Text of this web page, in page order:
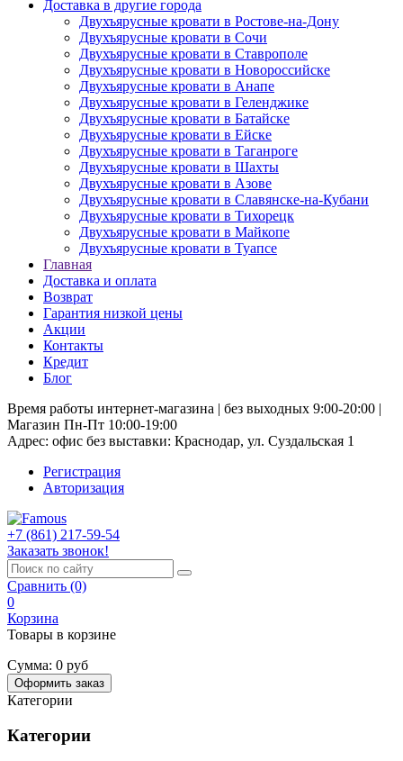
Доставка в другие города
Двухъярусные кровати в Ростове-на-Дону
Двухъярусные кровати в Сочи
Двухъярусные кровати в Ставрополе
Двухъярусные кровати в Новороссийске
Двухъярусные кровати в Анапе
Двухъярусные кровати в Геленджике
Двухъярусные кровати в Батайске
Двухъярусные кровати в Ейске
Двухъярусные кровати в Таганроге
Двухъярусные кровати в Шахты
Двухъярусные кровати в Азове
Двухъярусные кровати в Славянске-на-Кубани
Двухъярусные кровати в Тихорецк
Двухъярусные кровати в Майкопе
Двухъярусные кровати в Туапсе
Главная
Доставка и оплата
Возврат
Гарантия низкой цены
Акции
Контакты
Кредит
Блог
Время работы интернет-магазина | без выходных 9:00-20:00 |
Магазин Пн-Пт 10:00-19:00
Адрес: офис без выставки: Краснодар, ул. Суздальская 1
Регистрация
Авторизация
+7 (861) 217-59-54
Заказать звонок!
Сравнить (0)
0
Корзина
Товары в корзине
Сумма: 0 руб
Оформить заказ
Категории
Категории